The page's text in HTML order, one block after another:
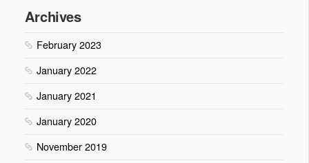
Archives
February 2023
January 2022
January 2021
January 2020
November 2019